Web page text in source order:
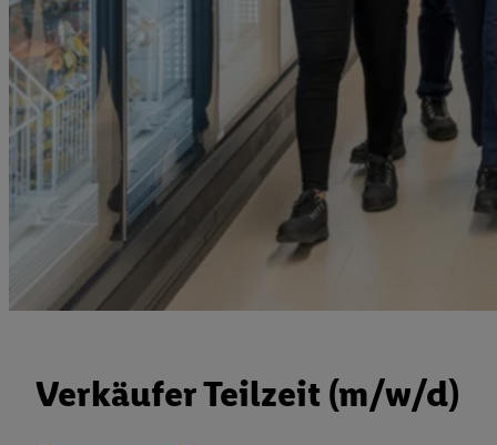
Verkäufer Teilzeit (m/w/d)